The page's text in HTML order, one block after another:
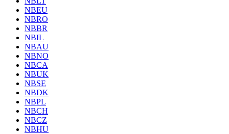
NBEU
NBRO
NBBR
NBIL
NBAU
NBNO
NBCA
NBUK
NBSE
NBDK
NBPL
NBCH
NBCZ
NBHU